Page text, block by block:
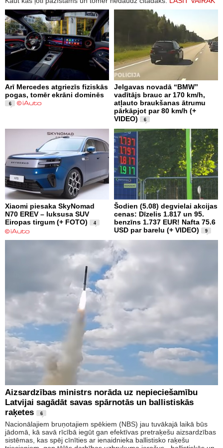
Arī Mercedes atgriezīs fiziskās
pogas, tomēr ekrāni dominēs
6
Jelgavas novadā “BMW”
vadītājs brauc ar 170 km/h,
atļauto braukšanas ātrumu
pārkāpjot par 80 km/h (+
VIDEO)
6
Xiaomi piesaka SkyNomad
N70 EREV – luksusa SUV
Eiropas tirgum (+ FOTO)
4
Šodien (5.08) degvielai akcijas
cenas: Dīzelis 1.817 un 95.
benzīns 1.737 EUR! Nafta 75.6
USD par barelu (+ VIDEO)
9
Aizsardzības ministrs norāda uz nepieciešamību
Latvijai sagādāt savas spārnotās un ballistiskās
raķetes
6
Nacionālajiem bruņotajiem spēkiem (NBS) jau tuvākajā laikā būs
jādomā, kā savā rīcībā iegūt gan efektīvas pretraķešu aizsardzības
sistēmas, kas spēj cīnīties ar ienaidnieka ballistisko raķešu